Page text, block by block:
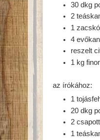
30 dkg
2
1
4
reszelt
1 kg
az írókához:
1
20 dkg
2
1